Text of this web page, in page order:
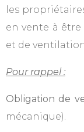
les
en vente à
et de
Pour rappel :
Obligation de
mécanique).